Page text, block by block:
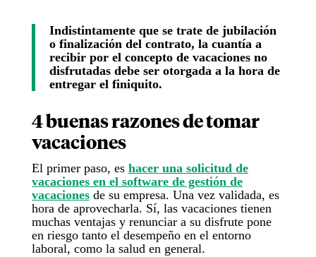
Indistintamente que se trate de jubilación
o finalización del contrato, la cuantía a
recibir por el concepto de vacaciones no
disfrutadas debe ser otorgada a la hora de
entregar el finiquito.
4 buenas razones de tomar
vacaciones
El primer paso, es hacer una solicitud de
vacaciones en el software de gestión de
vacacionesde su empresa. Una vez validada, es
hora de aprovecharla. Sí, las vacaciones tienen
muchas ventajas y renunciar a su disfrute pone
en riesgo tanto el desempeño en el entorno
laboral, como la salud en general.